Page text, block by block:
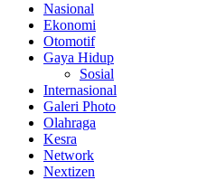
Nasional
Ekonomi
Otomotif
Gaya Hidup
Sosial
Internasional
Galeri Photo
Olahraga
Kesra
Network
Nextizen